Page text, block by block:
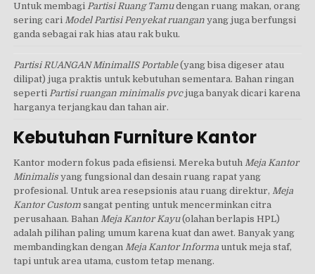
Untuk membagiPartisi Ruang Tamudengan ruang makan, orang
sering cariModel Partisi Penyekat ruangan yang juga berfungsi
ganda sebagai rak hias atau rak buku.
Partisi RUANGAN MinimalIS Portable(yang bisa digeser atau
dilipat) juga praktis untuk kebutuhan sementara. Bahan ringan
seperti Partisi ruangan minimalis pvcjuga banyak dicari karena
harganya terjangkau dan tahan air.
Kebutuhan Furniture Kantor
Kantor modern fokus pada efisiensi. Mereka butuhMeja Kantor
Minimalis yang fungsional dan desain ruang rapat yang
profesional. Untuk area resepsionis atau ruang direktur,Meja
Kantor Custom sangat penting untuk mencerminkan citra
perusahaan. BahanMeja Kantor Kayu(olahan berlapis HPL)
adalah pilihan paling umum karena kuat dan awet. Banyak yang
membandingkan denganMeja Kantor Informa untuk meja staf,
tapi untuk area utama, custom tetap menang.